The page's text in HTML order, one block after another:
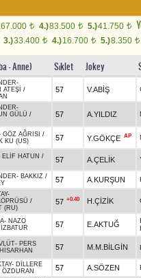
t 4.)83.500 t 5.)41.750 t
3.)33.400 t 4.)16.700 t 5.)8.350 t
- Anne) Sıklet Jokey
-
ATEŞİ /
57 V.ABİŞ
-
GÜLÜ /
57 A.YILDIZ
GÖZ AĞRISI /
KU (US)
57 Y.GÖKÇE AP
ELİF HATUN /
57 A.ÇELİK
- BAKKIZ /
57 A.KURŞUN
-
/
(RU)
57 +0.40 H.ÇİZİK
- NAZO
İZBATUR 57 E.AKTUĞ
- PERS
HİSARHAN 57 M.M.BİLGİN
- DİLLERE
ÖZDURAN 57 A.SÖZEN